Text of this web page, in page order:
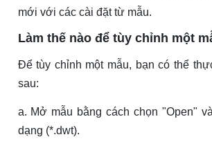
mới với các cài đặt từ mẫu.
Làm thế nào để tùy chỉnh một
Để tùy chỉnh một mẫu, bạn có thể
sau:
a. Mở mẫu bằng cách chọn "Open"
dạng (*.dwt).